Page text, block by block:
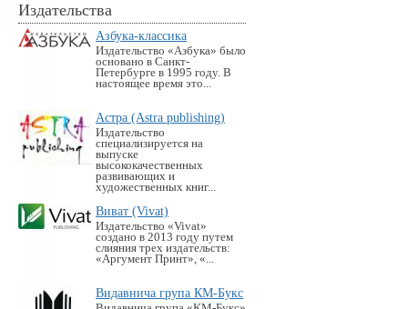
Издательства
Азбука-классика
Издательство «Азбука» было
основано в Санкт-
Петербурге в 1995 году. В
настоящее время это...
Астра (Astra publishing)
Издательство
специализируется на
выпуске
высококачественных
развивающих и
художественных книг...
Виват (Vivat)
Издательство «Vivat»
создано в 2013 году путем
слияния трех издательств:
«Аргумент Принт», «...
Видавнича група КМ-Букс